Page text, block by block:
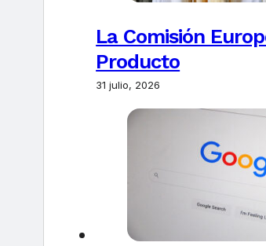
La Comisión
Producto
31 julio, 2026